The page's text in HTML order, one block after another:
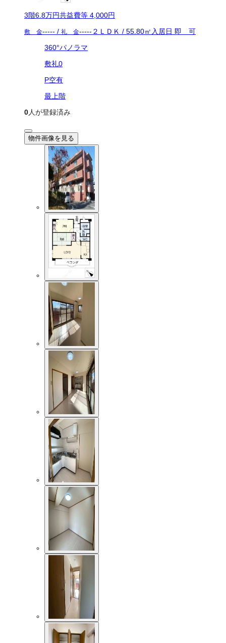
3階6.8万円共益費等 4,000円
敷 金----- / 礼 金----- ２ＬＤＫ / 55.80㎡ 入居日 即 可
360°パノラマ
敷礼0
P空有
最上階
0人が登録済み
物件画像を見る